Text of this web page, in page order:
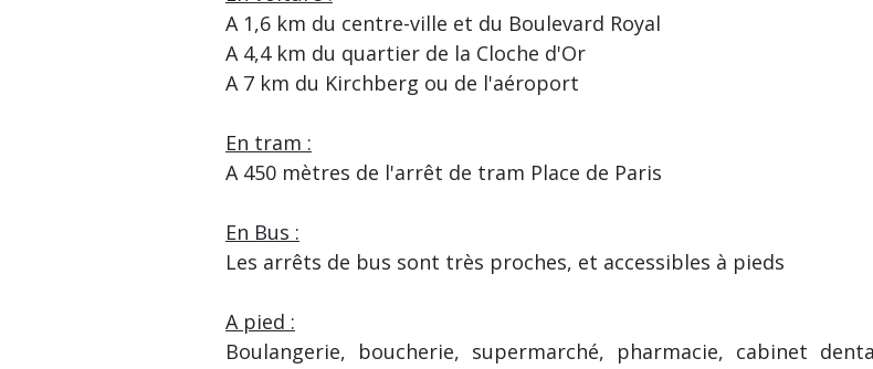
A 1,6 km du centre-ville et du Boulevard Royal
A 4,4 km du quartier de la Cloche d'Or
A 7 km du Kirchberg ou de l'aéroport
En tram :
A 450 mètres de l'arrêt de tram Place de Paris
En Bus :
Les arrêts de bus sont très proches, et accessibles à pieds
A pied :
Boulangerie, boucherie, supermarché, pharmacie, cabinet